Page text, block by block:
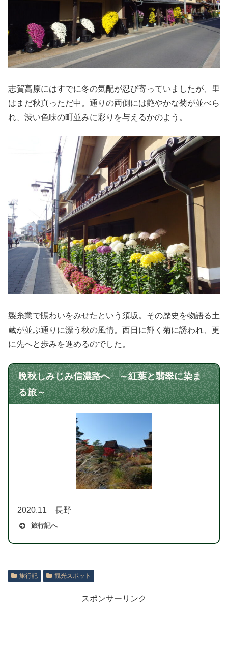
志賀高原にはすでに冬の気配が忍び寄っていましたが、里
はまだ秋真っただ中。通りの両側には艶やかな菊が並べら
れ、渋い色味の町並みに彩りを与えるかのよう。
製糸業で賑わいをみせたという須坂。その歴史を物語る土
蔵が並ぶ通りに漂う秋の風情。西日に輝く菊に誘われ、更
に先へと歩みを進めるのでした。
晩秋しみじみ信濃路へ ～紅葉と翡翠に染ま
る旅～
2020.11 長野
旅行記へ
旅行記 観光スポット
スポンサーリンク